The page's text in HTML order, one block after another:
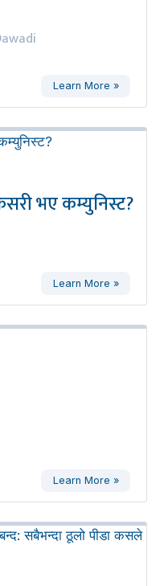
Learn More »
भए कम्युनिस्ट?
Learn More »
Learn More »